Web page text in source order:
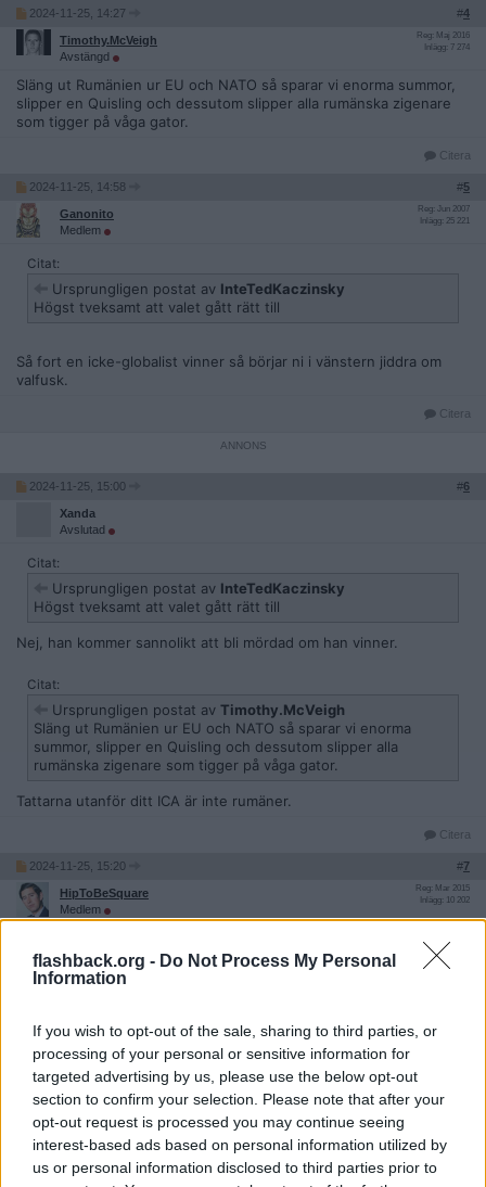
flashback.org - Do Not Process My Personal
Information
If you wish to opt-out of the sale, sharing to third parties, or
processing of your personal or sensitive information for
targeted advertising by us, please use the below opt-out
section to confirm your selection. Please note that after your
opt-out request is processed you may continue seeing
interest-based ads based on personal information utilized by
us or personal information disclosed to third parties prior to
2024-11-25, 14:27 #4
Timothy.McVeigh
Avstängd
Reg: Maj 2016
Inlägg: 7 274
Släng ut Rumänien ur EU och NATO så sparar vi enorma summor,
slipper en Quisling och dessutom slipper alla rumänska zigenare
som tigger på våga gator.
Citera
2024-11-25, 14:58 #5
Ganonito
Medlem
Reg: Jun 2007
Inlägg: 25 221
Citat:
Ursprungligen postat av InteTedKaczinsky
Högst tveksamt att valet gått rätt till
Så fort en icke-globalist vinner så börjar ni i vänstern jiddra om
valfusk.
Citera
2024-11-25, 15:00 #6
Xanda
Avslutad
Citat:
Ursprungligen postat av InteTedKaczinsky
Högst tveksamt att valet gått rätt till
Nej, han kommer sannolikt att bli mördad om han vinner.
Citat:
Ursprungligen postat av Timothy.McVeigh
Släng ut Rumänien ur EU och NATO så sparar vi enorma
summor, slipper en Quisling och dessutom slipper alla
rumänska zigenare som tigger på våga gator.
Tattarna utanför ditt ICA är inte rumäner.
Citera
2024-11-25, 15:20 #7
HipToBeSquare
Medlem
Reg: Mar 2015
Inlägg: 10 202
Ursprungligen postat av Xanda
Tattarna utanför ditt ICA är inte rumäner.
Vad är de då? Många av zignenarna som tigger har rumänskt pass
och är anledningen till att de kan komma hit över huvud taget.
2024-11-25, 15:26
Xanda
Avslutad